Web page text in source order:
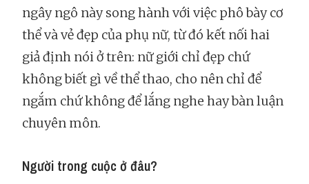
ngây ngô này song hành với việc phô bày cơ
thể và vẻ đẹp của phụ nữ, từ đó kết nối hai
giả định nói ở trên: nữ giới chỉ đẹp chứ
không biết gì về thể thao, cho nên chỉ để
ngắm chứ không để lắng nghe hay bàn luận
chuyên môn.
Người trong cuộc ở đâu?